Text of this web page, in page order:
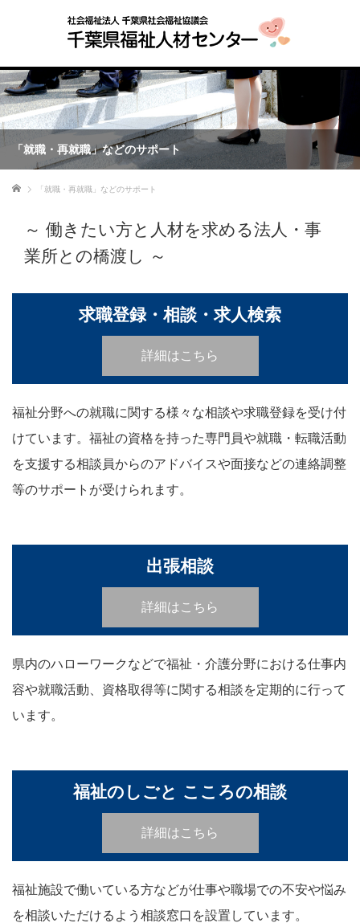
「就職・再就職」などのサポート
ホーム 「就職・再就職」などのサポート
～ 働きたい方と人材を求める法人・事
業所との橋渡し ～
求職登録・相談・求人検索
詳細はこちら
福祉分野への就職に関する様々な相談や求職登録を受け付
けています。福祉の資格を持った専門員や就職・転職活動
を支援する相談員からのアドバイスや面接などの連絡調整
等のサポートが受けられます。
出張相談
詳細はこちら
県内のハローワークなどで福祉・介護分野における仕事内
容や就職活動、資格取得等に関する相談を定期的に行って
います。
福祉のしごと こころの相談
詳細はこちら
福祉施設で働いている方などが仕事や職場での不安や悩み
を相談いただけるよう相談窓口を設置しています。